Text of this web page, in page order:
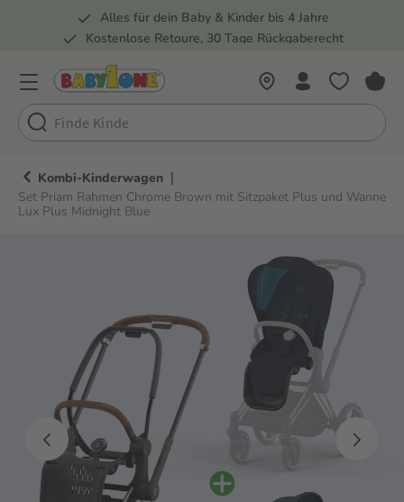
Zur Hauptnavigation springen
Alles für dein Baby & Kinder bis 4 Jahre
Kostenlose Retoure, 30 Tage Rückgaberecht
Kombi-Kinderwagen |
Set Priam Rahmen Chrome Brown mit Sitzpaket Plus und Wanne
Lux Plus Midnight Blue